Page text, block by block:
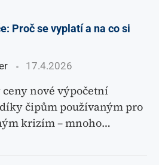
Proč se vyplatí a na co si
17.4.2026
nové výpočetní
čipům používaným pro
krizím – mnoho…